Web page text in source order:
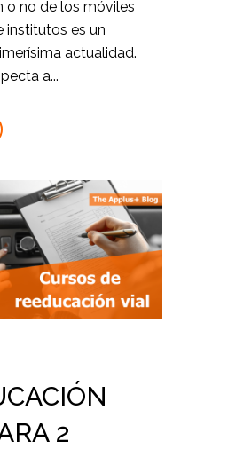
o no de los móviles
institutos es un
actualidad.
a...
2